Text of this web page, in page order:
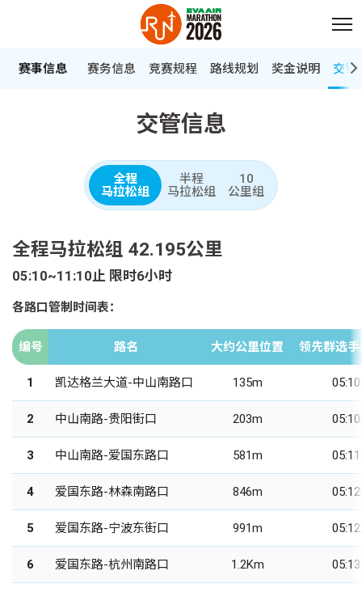
赛事信息 赛务信息 竞赛规程 路线规划 奖金说明 交管
交管信息
全程
马拉松组
半程
马拉松组
10
公里组
全程马拉松组 42.195公里
05:10~11:10止 限时6小时
各路口管制时间表：
各路口管制时间表：
编号 路名 大约公里位置 领先群选
1 凯达格兰大道-中山南路口 135m
2 中山南路-贵阳街口 203m
3 中山南路-爱国东路口 581m
4 爱国东路-林森南路口 846m
5 爱国东路-宁波东街口 991m
6 爱国东路-杭州南路口 1.2Km